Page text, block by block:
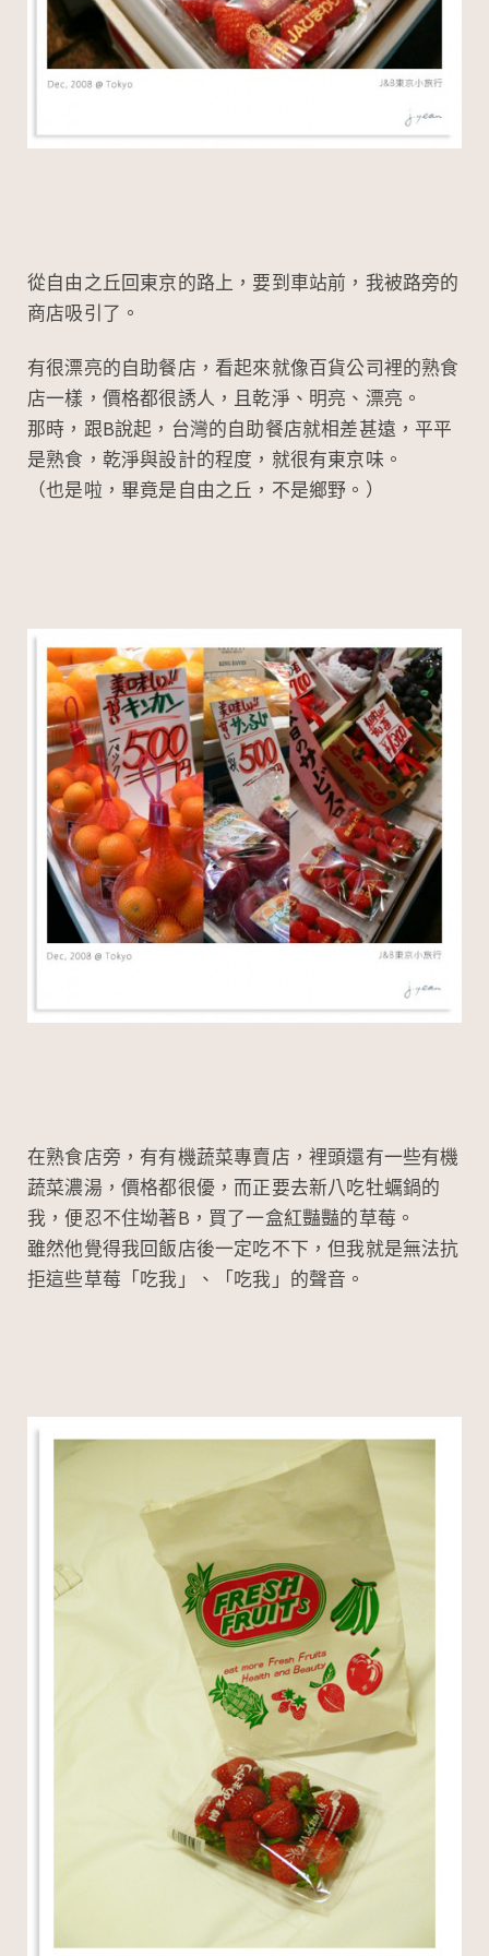
從自由之丘回東京的路上，要到車站前，我被路旁的
商店吸引了。
有很漂亮的自助餐店，看起來就像百貨公司裡的熟食
店一樣，價格都很誘人，且乾淨、明亮、漂亮。
那時，跟B說起，台灣的自助餐店就相差甚遠，平平
是熟食，乾淨與設計的程度，就很有東京味。
（也是啦，畢竟是自由之丘，不是鄉野。）
在熟食店旁，有有機蔬菜專賣店，裡頭還有一些有機
蔬菜濃湯，價格都很優，而正要去新八吃牡蠣鍋的
我，便忍不住坳著B，買了一盒紅豔豔的草莓。
雖然他覺得我回飯店後一定吃不下，但我就是無法抗
拒這些草莓「吃我」、「吃我」的聲音。